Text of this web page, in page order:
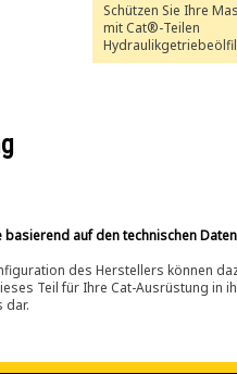
Schützen Sie Ihre
mit Cat®-Teilen
Antriebsstrangfilter
basierend auf den technischen
des Herstellers können
Teil für Ihre Cat-Ausrüstung in
dar.